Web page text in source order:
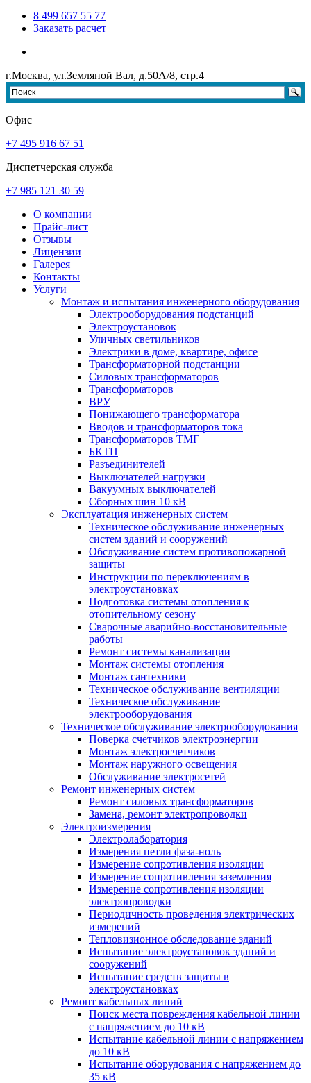
8 499 657 55 77
Заказать расчет
г.Москва, ул.Земляной Вал, д.50А/8, стр.4
Офис
+7 495 916 67 51
Диспетчерская служба
+7 985 121 30 59
О компании
Прайс-лист
Отзывы
Лицензии
Галерея
Контакты
Услуги
Монтаж и испытания инженерного оборудования
Электрооборудования подстанций
Электроустановок
Уличных светильников
Электрики в доме, квартире, офисе
Трансформаторной подстанции
Силовых трансформаторов
Трансформаторов
ВРУ
Понижающего трансформатора
Вводов и трансформаторов тока
Трансформаторов ТМГ
БКТП
Разъединителей
Выключателей нагрузки
Вакуумных выключателей
Cборных шин 10 кВ
Эксплуатация инженерных систем
Техническое обслуживание инженерных
систем зданий и сооружений
Обслуживание систем противопожарной
защиты
Инструкции по переключениям в
электроустановках
Подготовка системы отопления к
отопительному сезону
Сварочные аварийно-восстановительные
работы
Ремонт системы канализации
Монтаж системы отопления
Монтаж сантехники
Техническое обслуживание вентиляции
Техническое обслуживание
электрооборудования
Техническое обслуживание электрооборудования
Поверка счетчиков электроэнергии
Монтаж электросчетчиков
Монтаж наружного освещения
Обслуживание электросетей
Ремонт инженерных систем
Ремонт силовых трансформаторов
Замена, ремонт электропроводки
Электроизмерения
Электролаборатория
Измерения петли фаза-ноль
Измерение сопротивления изоляции
Измерение сопротивления заземления
Измерение сопротивления изоляции
электропроводки
Периодичность проведения электрических
измерений
Тепловизионное обследование зданий
Испытание электроустановок зданий и
сооружений
Испытание средств защиты в
электроустановках
Ремонт кабельных линий
Поиск места повреждения кабельной линии
с напряжением до 10 кВ
Испытание кабельной линии с напряжением
до 10 кВ
Испытание оборудования с напряжением до
35 кВ